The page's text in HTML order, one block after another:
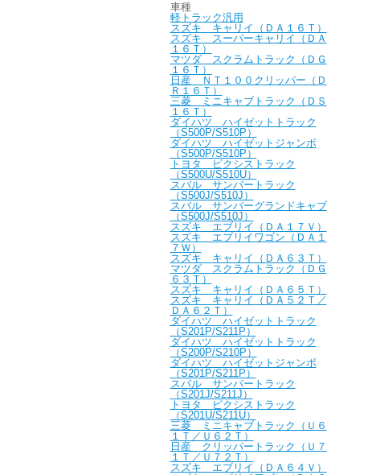
車種
軽トラック汎用
スズキ キャリイ（ＤＡ１６Ｔ）
スズキ スーパーキャリイ（ＤＡ
１６Ｔ）
マツダ スクラムトラック（ＤＧ
１６Ｔ）
日産 ＮＴ１００クリッパー（Ｄ
Ｒ１６Ｔ）
三菱 ミニキャブトラック（ＤＳ
１６Ｔ）
ダイハツ ハイゼットトラック
（S500P/S510P）
ダイハツ ハイゼットジャンボ
（S500P/S510P）
トヨタ ピクシストラック
（S500U/S510U）
スバル サンバートラック
（S500J/S510J）
スバル サンバーグランドキャブ
（S500J/S510J）
スズキ エブリイ（ＤＡ１７Ｖ）
スズキ エブリイワゴン（ＤＡ１
７Ｗ）
スズキ キャリイ（ＤＡ６３Ｔ）
マツダ スクラムトラック（ＤＧ
６３Ｔ）
スズキ キャリイ（ＤＡ６５Ｔ）
スズキ キャリイ（ＤＡ５２Ｔ／
ＤＡ６２Ｔ）
ダイハツ ハイゼットトラック
（S201P/S211P）
ダイハツ ハイゼットトラック
（S200P/S210P）
ダイハツ ハイゼットジャンボ
（S201P/S211P）
スバル サンバートラック
（S201J/S211J）
トヨタ ピクシストラック
（S201U/S211U）
三菱 ミニキャブトラック（Ｕ６
１Ｔ／Ｕ６２Ｔ）
日産 クリッパートラック（Ｕ７
１Ｔ／Ｕ７２Ｔ）
スズキ エブリイ（ＤＡ６４Ｖ）